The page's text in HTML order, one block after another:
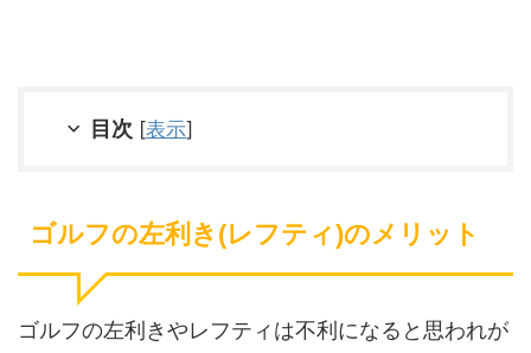
目次 [表示]
ゴルフの左利き(レフティ)のメリット
ゴルフの左利きやレフティは不利になると思われが